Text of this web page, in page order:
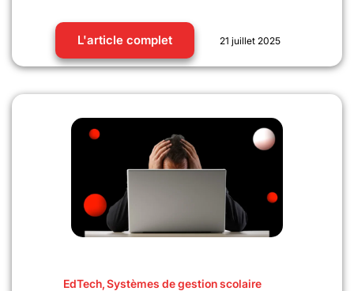
L'article complet 21 juillet 2025
EdTech,Systèmes de gestion scolaire